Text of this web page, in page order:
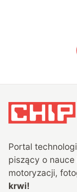
Portal
piszący o
motoryzacji,
krwi!